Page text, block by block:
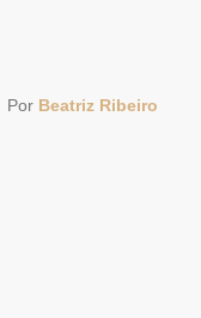
Por Beatriz Ribeiro